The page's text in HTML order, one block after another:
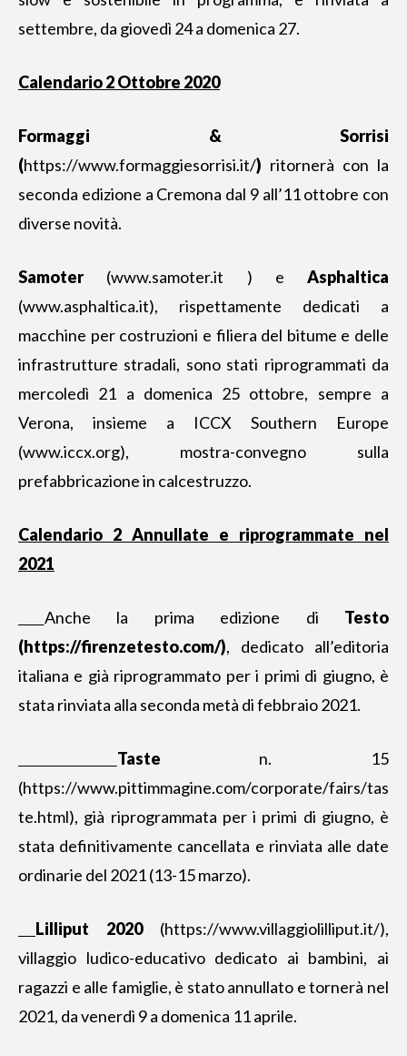
settembre, da giovedì 24 a domenica 27.
Calendario 2 Ottobre 2020
Formaggi & Sorrisi
(https://www.formaggiesorrisi.it/) ritornerà con la
seconda edizione a Cremona dal 9 all’11 ottobre con
diverse novità.
Samoter(www.samoter.it ) e Asphaltica
(www.asphaltica.it), rispettamente dedicati a
macchine per costruzioni e filiera del bitume e delle
infrastrutture stradali, sono stati riprogrammati da
mercoledì 21 a domenica 25 ottobre, sempre a
Verona, insieme a ICCX Southern Europe
(www.iccx.org), mostra-convegno sulla
prefabbricazione in calcestruzzo.
Calendario 2 Annullate e riprogrammate nel
2021
Anche la prima edizione di Testo
(https://firenzetesto.com/), dedicato all’editoria
italiana e già riprogrammato per i primi di giugno, è
stata rinviata alla seconda metà di febbraio 2021.
Taste n. 15
(https://www.pittimmagine.com/corporate/fairs/tas
te.html), già riprogrammata per i primi di giugno, è
stata definitivamente cancellata e rinviata alle date
ordinarie del 2021 (13-15 marzo).
Lilliput 2020(https://www.villaggiolilliput.it/),
villaggio ludico-educativo dedicato ai bambini, ai
ragazzi e alle famiglie, è stato annullato e tornerà nel
2021, da venerdì 9 a domenica 11 aprile.